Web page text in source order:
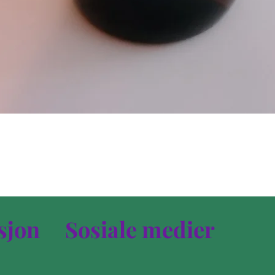
Sosiale medier